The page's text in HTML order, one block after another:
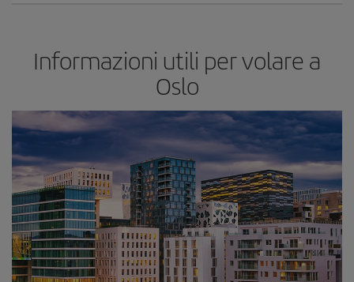
Informazioni utili per volare a
Oslo